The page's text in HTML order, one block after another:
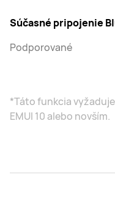
Súčasné pripojenie
Podporované
*Táto funkcia
EMUI 10 alebo novším.